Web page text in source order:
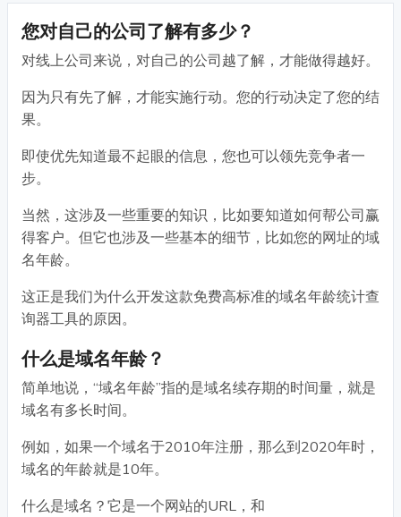
您对自己的公司了解有多少？
对线上公司来说，对自己的公司越了解，才能做得越好。
因为只有先了解，才能实施行动。您的行动决定了您的结
果。
即使优先知道最不起眼的信息，您也可以领先竞争者一
步。
当然，这涉及一些重要的知识，比如要知道如何帮公司赢
得客户。但它也涉及一些基本的细节，比如您的网址的域
名年龄。
这正是我们为什么开发这款免费高标准的域名年龄统计查
询器工具的原因。
什么是域名年龄？
简单地说，“域名年龄”指的是域名续存期的时间量，就是
域名有多长时间。
例如，如果一个域名于2010年注册，那么到2020年时，
域名的年龄就是10年。
什么是域名？它是一个网站的URL，和